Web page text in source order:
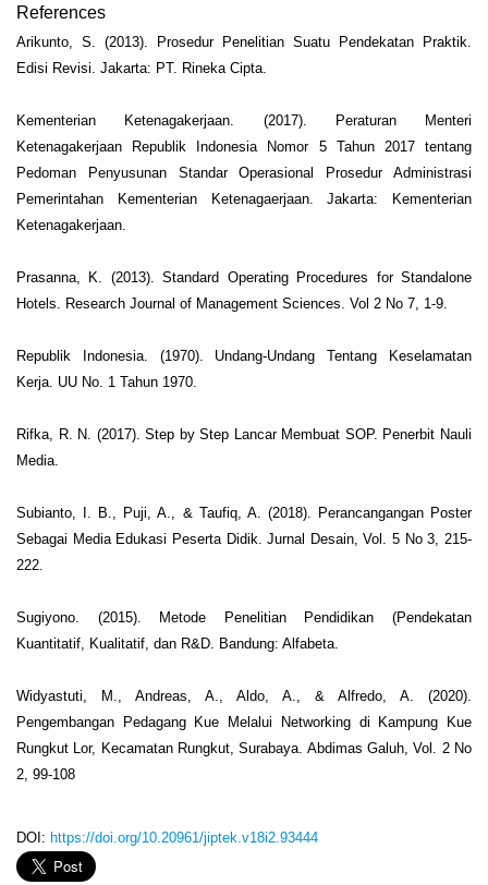
References
Arikunto, S. (2013). Prosedur Penelitian Suatu Pendekatan Praktik.
Edisi Revisi. Jakarta: PT. Rineka Cipta.
Kementerian Ketenagakerjaan. (2017). Peraturan Menteri
Ketenagakerjaan Republik Indonesia Nomor 5 Tahun 2017 tentang
Pedoman Penyusunan Standar Operasional Prosedur Administrasi
Pemerintahan Kementerian Ketenagaerjaan. Jakarta: Kementerian
Ketenagakerjaan.
Prasanna, K. (2013). Standard Operating Procedures for Standalone
Hotels. Research Journal of Management Sciences. Vol 2 No 7, 1-9.
Republik Indonesia. (1970). Undang-Undang Tentang Keselamatan
Kerja. UU No. 1 Tahun 1970.
Rifka, R. N. (2017). Step by Step Lancar Membuat SOP. Penerbit Nauli
Media.
Subianto, I. B., Puji, A., & Taufiq, A. (2018). Perancangangan Poster
Sebagai Media Edukasi Peserta Didik. Jurnal Desain, Vol. 5 No 3, 215-
222.
Sugiyono. (2015). Metode Penelitian Pendidikan (Pendekatan
Kuantitatif, Kualitatif, dan R&D. Bandung: Alfabeta.
Widyastuti, M., Andreas, A., Aldo, A., & Alfredo, A. (2020).
Pengembangan Pedagang Kue Melalui Networking di Kampung Kue
Rungkut Lor, Kecamatan Rungkut, Surabaya. Abdimas Galuh, Vol. 2 No
2, 99-108
DOI: https://doi.org/10.20961/jiptek.v18i2.93444